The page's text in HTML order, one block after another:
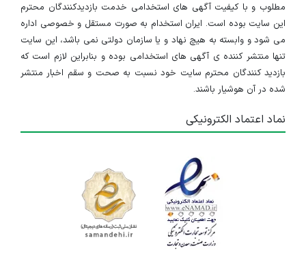
مطلوب و با کیفیت آگهی های استخدامی خدمت بازدیدکنندگان محترم
این سایت بوده است. ایران استخدام به صورت مستقل و خصوصی اداره
می شود و وابسته به هیچ نهاد و یا سازمان دولتی نمی باشد، این سایت
تنها منتشر کننده ی آگهی های استخدامی بوده و بنابراین لازم است که
بازدید کنندگان محترم سایت خود نسبت به صحت و سقم اخبار منتشر
شده در آن هوشیار باشند.
نماد اعتماد الکترونیکی